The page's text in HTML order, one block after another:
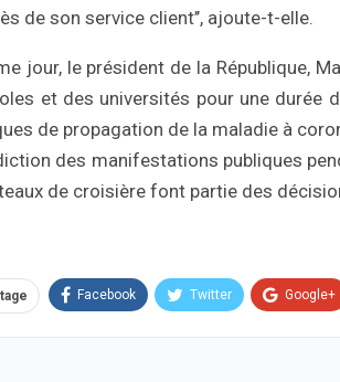
de son service client’’, ajoute-t-elle.
jour, le président de la République,
et des universités pour une durée
de propagation de la maladie à
des manifestations publiques
de croisière font partie des
Facebook Twitter Google+